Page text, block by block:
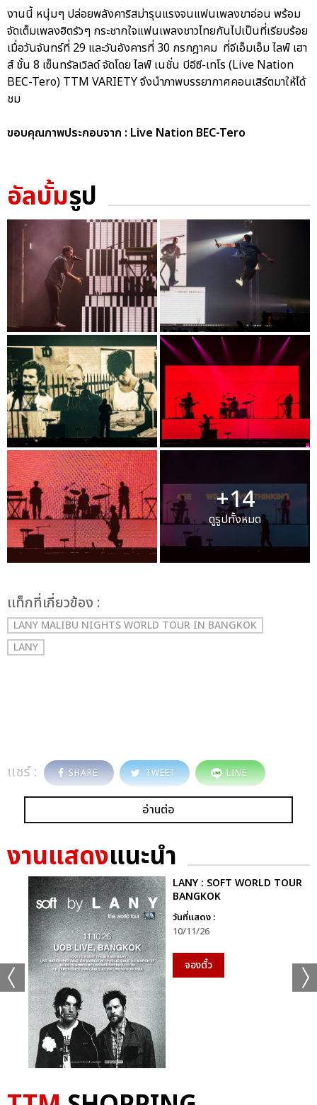
งานนี้ หนุ่มๆ ปล่อยพลังคาริสม่ารุนแรงจนแฟนเพลงขาอ่อน พร้อม
จัดเต็มเพลงฮิตรัวๆ กระชากใจแฟนเพลงชาวไทยกันไปเป็นที่เรียบร้อย
เมื่อวันจันทร์ที่ 29 และวันอังคารที่ 30 กรกฎาคม ที่จีเอ็มเอ็ม ไลฟ์ เฮา
ส์ ชั้น 8 เซ็นทรัลเวิลด์ จัดโดย ไลฟ์ เนชั่น บีอีซี-เทโร (Live Nation
BEC-Tero) TTM VARIETY จึงนำภาพบรรยากาศคอนเสิร์ตมาให้ได้
ชม
ขอบคุณภาพประกอบจาก : Live Nation BEC-Tero
อัลบั้มรูป
+14
ดูรูปทั้งหมด
เเท็กที่เกี่ยวข้อง :
LANY MALIBU NIGHTS WORLD TOUR IN BANGKOK
LANY
แชร์ : SHARE TWEET LINE
อ่านต่อ
งานแสดงแนะนำ
LANY : SOFT WORLD TOUR
BANGKOK
วันที่แสดง :
10/11/26
จองตั๋ว